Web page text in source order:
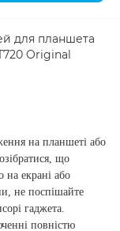
для планшета
Original
на планшеті або
що
екрані або
не поспішайте
гаджета.
повністю